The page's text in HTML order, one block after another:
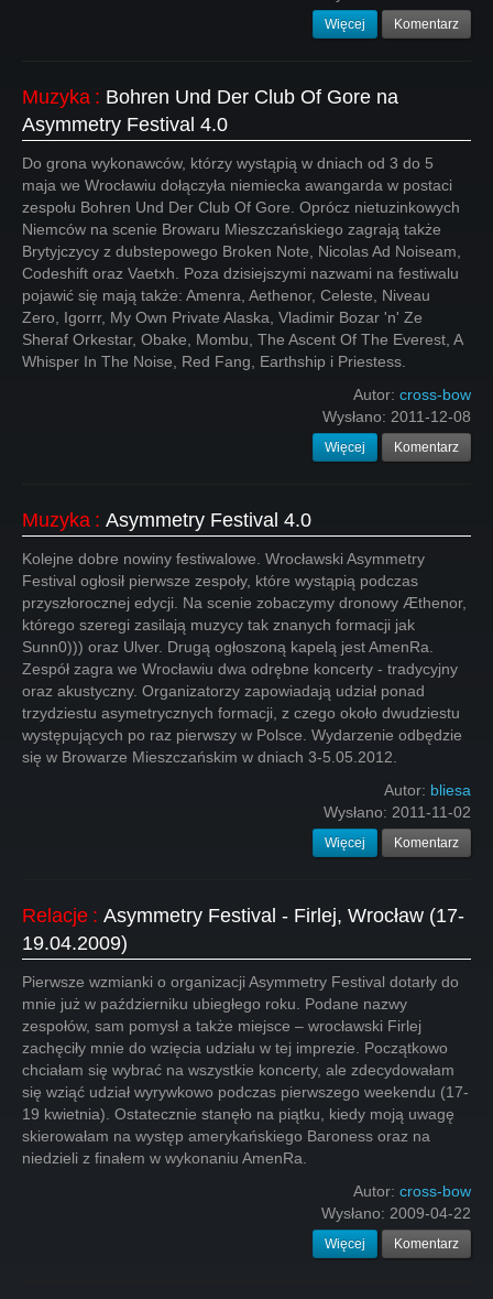
Więcej Komentarz
Muzyka : Bohren Und Der Club Of Gore na
Asymmetry Festival 4.0
Do grona wykonawców, którzy wystąpią w dniach od 3 do 5
maja we Wrocławiu dołączyła niemiecka awangarda w postaci
zespołu Bohren Und Der Club Of Gore. Oprócz nietuzinkowych
Niemców na scenie Browaru Mieszczańskiego zagrają także
Brytyjczycy z dubstepowego Broken Note, Nicolas Ad Noiseam,
Codeshift oraz Vaetxh. Poza dzisiejszymi nazwami na festiwalu
pojawić się mają także: Amenra, Aethenor, Celeste, Niveau
Zero, Igorrr, My Own Private Alaska, Vladimir Bozar 'n' Ze
Sheraf Orkestar, Obake, Mombu, The Ascent Of The Everest, A
Whisper In The Noise, Red Fang, Earthship i Priestess.
Autor: cross-bow
Wysłano: 2011-12-08
Więcej Komentarz
Muzyka : Asymmetry Festival 4.0
Kolejne dobre nowiny festiwalowe. Wrocławski Asymmetry
Festival ogłosił pierwsze zespoły, które wystąpią podczas
przyszłorocznej edycji. Na scenie zobaczymy dronowy Æthenor,
którego szeregi zasilają muzycy tak znanych formacji jak
Sunn0))) oraz Ulver. Drugą ogłoszoną kapelą jest AmenRa.
Zespół zagra we Wrocławiu dwa odrębne koncerty - tradycyjny
oraz akustyczny. Organizatorzy zapowiadają udział ponad
trzydziestu asymetrycznych formacji, z czego około dwudziestu
występujących po raz pierwszy w Polsce. Wydarzenie odbędzie
się w Browarze Mieszczańskim w dniach 3-5.05.2012.
Autor: bliesa
Wysłano: 2011-11-02
Więcej Komentarz
Relacje : Asymmetry Festival - Firlej, Wrocław (17-
19.04.2009)
Pierwsze wzmianki o organizacji Asymmetry Festival dotarły do
mnie już w październiku ubiegłego roku. Podane nazwy
zespołów, sam pomysł a także miejsce – wrocławski Firlej
zachęciły mnie do wzięcia udziału w tej imprezie. Początkowo
chciałam się wybrać na wszystkie koncerty, ale zdecydowałam
się wziąć udział wyrywkowo podczas pierwszego weekendu (17-
19 kwietnia). Ostatecznie stanęło na piątku, kiedy moją uwagę
skierowałam na występ amerykańskiego Baroness oraz na
niedzieli z finałem w wykonaniu AmenRa.
Autor: cross-bow
Wysłano: 2009-04-22
Więcej Komentarz